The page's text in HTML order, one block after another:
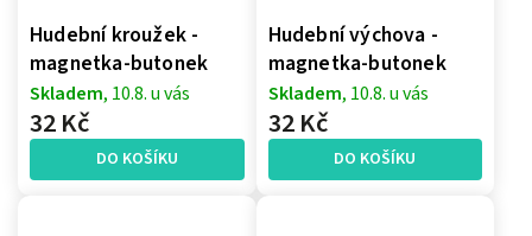
Hudební kroužek -
magnetka-butonek
Skladem, 10.8. u vás
32 Kč
DO KOŠÍKU
Hudební výchova -
magnetka-butonek
Skladem, 10.8. u vás
32 Kč
DO KOŠÍKU